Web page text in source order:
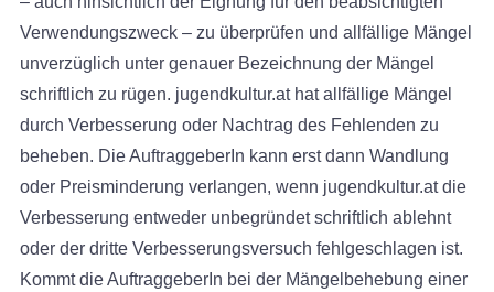
Verwendungszweck – zu überprüfen und allfällige Mängel
unverzüglich unter genauer Bezeichnung der Mängel
schriftlich zu rügen. jugendkultur.at hat allfällige Mängel
durch Verbesserung oder Nachtrag des Fehlenden zu
beheben. Die AuftraggeberIn kann erst dann Wandlung
oder Preisminderung verlangen, wenn jugendkultur.at die
Verbesserung entweder unbegründet schriftlich ablehnt
oder der dritte Verbesserungsversuch fehlgeschlagen ist.
Kommt die AuftraggeberIn bei der Mängelbehebung einer